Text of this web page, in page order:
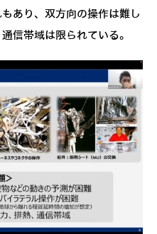
あり、双方向の操作は難し
信帯域は限られている。